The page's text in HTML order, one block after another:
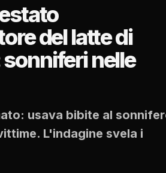
del latte di
nelle
usava bibite al
L'indagine svela i